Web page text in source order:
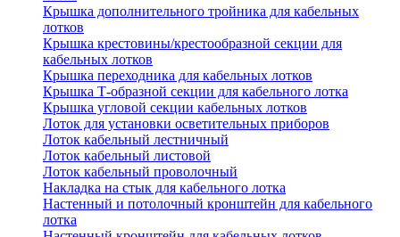
Крышка дополнительного тройника для кабельных
лотков
Крышка крестовины/крестообразной секции для
кабельных лотков
Крышка переходника для кабельных лотков
Крышка Т-образной секции для кабельного лотка
Крышка угловой секции кабельных лотков
Лоток для установки осветительных приборов
Лоток кабельный лестничный
Лоток кабельный листовой
Лоток кабельный проволочный
Накладка на стык для кабельного лотка
Настенный и потолочный кронштейн для кабельного
лотка